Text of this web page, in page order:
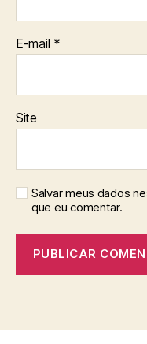
E-mail *
Site
Salvar meus dados
que eu comentar.